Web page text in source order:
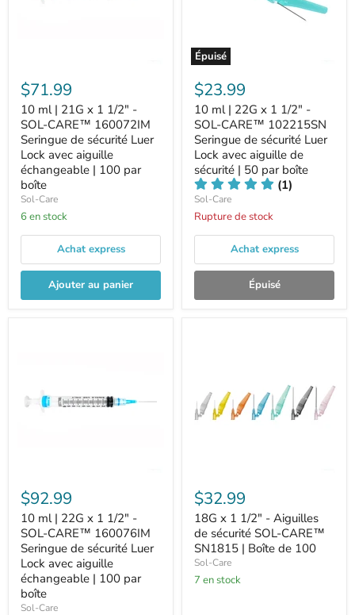
$71.99
10 ml | 21G x 1 1/2" -
SOL-CARE™ 160072IM
Seringue de sécurité Luer
Lock avec aiguille
échangeable | 100 par
boîte
Sol-Care
6 en stock
Achat express
Ajouter au panier
Épuisé
$23.99
10 ml | 22G x 1 1/2" -
SOL-CARE™ 102215SN
Seringue de sécurité Luer
Lock avec aiguille de
sécurité | 50 par boîte
(1)
Sol-Care
Rupture de stock
Achat express
Épuisé
$92.99
10 ml | 22G x 1 1/2" -
SOL-CARE™ 160076IM
Seringue de sécurité Luer
Lock avec aiguille
échangeable | 100 par
boîte
Sol-Care
$32.99
18G x 1 1/2" - Aiguilles
de sécurité SOL-CARE™
SN1815 | Boîte de 100
Sol-Care
7 en stock